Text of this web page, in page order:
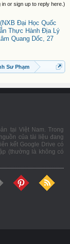
in or sign up to reply here.)
Đại Học Quốc
Thực Hành Địa Lý
Quang Dốc, 27
Sư Phạm
tại Việt Nam. Trong
của tài liệu đang
kết Google Drive có
(thường là không có